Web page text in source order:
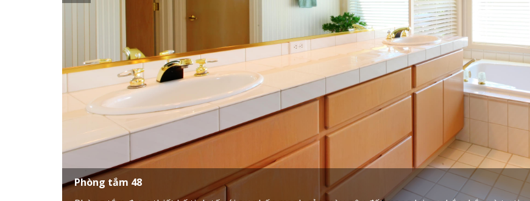
Phòng tắm 48